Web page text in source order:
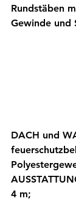
Rundstäben
Gewinde und
DACH und
4 m;